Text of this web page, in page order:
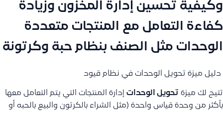
وكيفية تحسين إدارة المخزون وزيادة
كفاءة التعامل مع المنتجات متعددة
الوحدات مثل الصنف بنظام حبة وكرتونة
دليل ميزة تحويل الوحدات في نظام قيود
تتيح لك ميزة تحويل الوحدات إدارة المنتجات التي يتم التعامل معها
بأكثر من وحدة قياس واحدة (مثل الشراء بالكرتون والبيع بالحبه أو